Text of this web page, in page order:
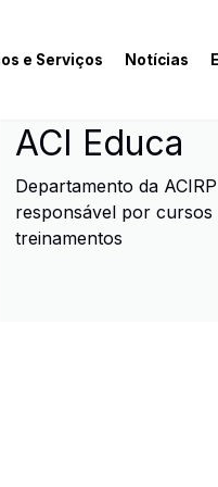
e Serviços Notícias
ACI Educa
Departamento da ACIRP
responsável por cursos
treinamentos